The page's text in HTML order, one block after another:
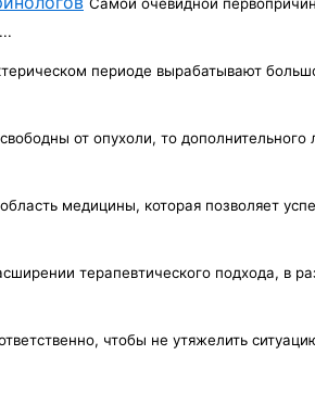
периоде вырабатывают
от опухоли, то дополнительного
медицины, которая позволяет
терапевтического подхода, в
чтобы не утяжелить